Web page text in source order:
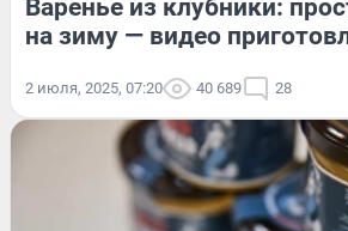
Варенье из клубники:
на зиму — видео
2 июля, 2025, 07:20 40 689 28